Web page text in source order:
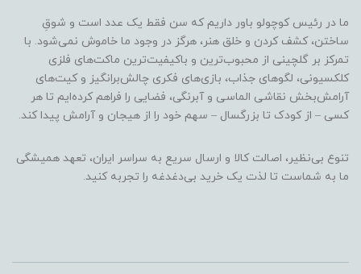
ما در رئیس کوچولو باور داریم که سن فقط یک عدد است و شوقِ
ساختن، کشف کردن و خلق هنر، هرگز در وجود ما خاموش نمی‌شود. با
تمرکز بر گلچینی از محبوب‌ترین و باکیفیت‌ترین ماکت‌های فلزی
کلکسیونی، لگوهای جذاب، بازی‌های فکری چالش‌برانگیز و کیت‌های
آرامش‌بخش نقاشی الماسی و آبرنگی، فضایی را فراهم کرده‌ایم تا هر
کسی – از کودک تا بزرگسال – سهم خود را از هیجان و آرامش پیدا کند.
تنوع بی‌نظیر، اصالت کالا و ارسال سریع به سراسر ایران، تعهد همیشگی
ما به شماست تا لذت یک خرید بی‌دغدغه را تجربه کنید.